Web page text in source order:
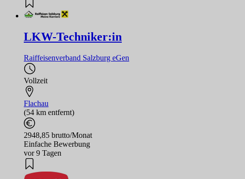
LKW-Techniker:in
Raiffeisenverband Salzburg eGen
Vollzeit
Flachau
(54 km entfernt)
2948,85 brutto/Monat
Einfache Bewerbung
vor 9 Tagen